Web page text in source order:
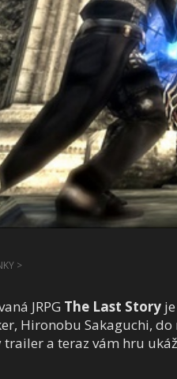
>
JRPG The Last Story
Hironobu Sakaguchi,
trailer a teraz vám hru